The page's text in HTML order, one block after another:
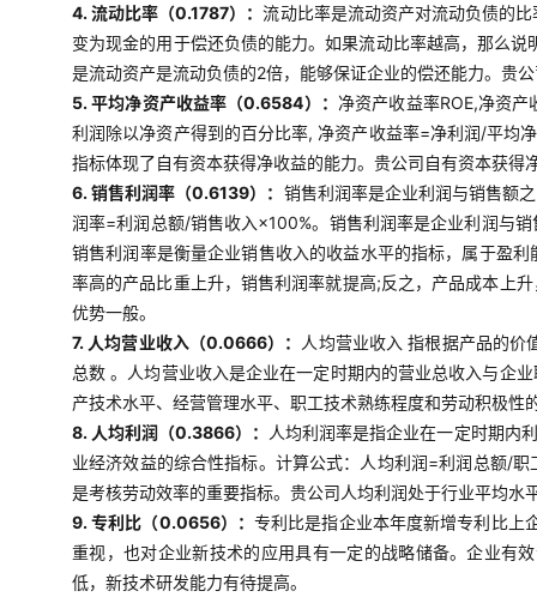
4. 流动比率（0.1787）：流动比率是流动资产对流动负债的
变为现金的用于偿还负债的能力。如果流动比率越高，那么
是流动资产是流动负债的2倍，能够保证企业的偿还能力。贵
5. 平均净资产收益率（0.6584）： 净资产收益率ROE,净资
利润除以净资产得到的百分比率, 净资产收益率=净利润/平均
指标体现了自有资本获得净收益的能力。贵公司自有资本获
6. 销售利润率（0.6139）： 销售利润率是企业利润与销售额
润率=利润总额/销售收入×100%。销售利润率是企业利润与
销售利润率是衡量企业销售收入的收益水平的指标，属于盈
率高的产品比重上升，销售利润率就提高;反之，产品成本上
优势一般。
7. 人均营业收入（0.0666）： 人均营业收入 指根据产品的价
总数 。人均营业收入是企业在一定时期内的营业总收入与企
产技术水平、经营管理水平、职工技术熟练程度和劳动积极
8. 人均利润（0.3866）：
人均利润率是指企业在一定时期内
业经济效益的综合性指标。计算公式：人均利润=利润总额/
是考核劳动效率的重要指标。贵公司人均利润处于行业平均
9. 专利比（0.0656）： 专利比是指企业本年度新增专利比上
重视，也对企业新技术的应用具有一定的战略储备。企业有
低，新技术研发能力有待提高。